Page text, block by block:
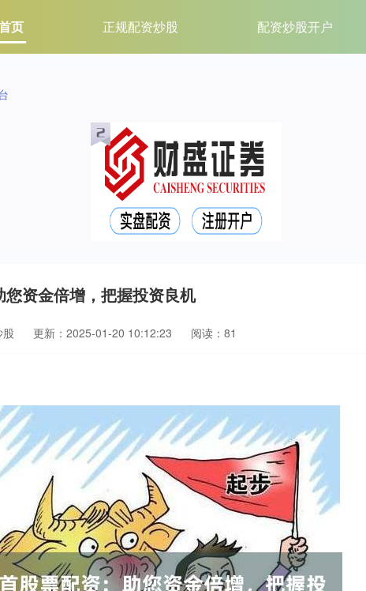
页 正规配资炒股 配资炒股开户
资金倍增，把握投资良机
更新：2025-01-20 10:12:23 阅读：81